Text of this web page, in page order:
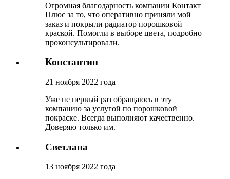
Огромная благодарность компании Контакт
Плюс за то, что оперативно приняли мой
заказ и покрыли радиатор порошковой
краской. Помогли в выборе цвета, подробно
проконсультировали.
Константин
21 ноября 2022 года
Уже не первый раз обращаюсь в эту
компанию за услугой по порошковой
покраске. Всегда выполняют качественно.
Доверяю только им.
Светлана
13 ноября 2022 года